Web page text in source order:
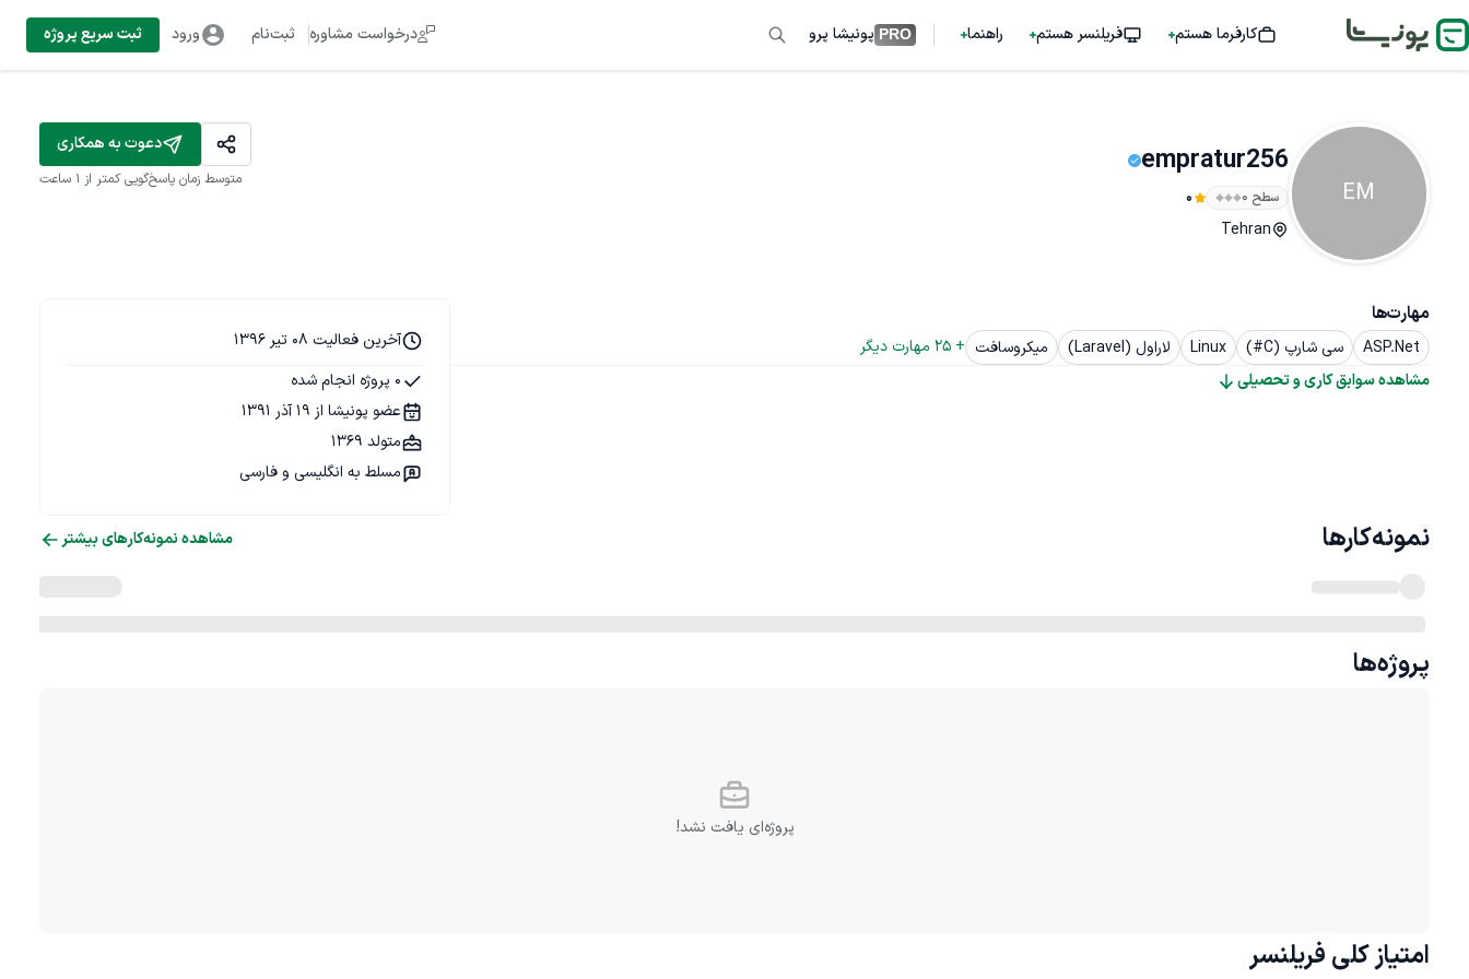
کارفرما هستم فریلنسر هستم راهنما PRO پونیشا پرو درخواست مشاوره ثبت‌نام ورود ثبت سریع پروژه
EM
empratur256
سطح ۰ 0
Tehran
دعوت به همکاری
متوسط زمان پاسخ‌گویی کمتر از 1 ساعت
مهارت‌ها
ASP.Net سی شارپ (C#) Linux لاراول (Laravel) میکروسافت +
25 مهارت دیگر
مشاهده سوابق کاری و تحصیلی
آخرین فعالیت 08 تیر 1396
0 پروژه انجام شده
عضو پونیشا از 19 آذر 1391
متولد 1369
مسلط به انگلیسی و فارسی
نمونه‌کارها مشاهده نمونه‌کارهای بیشتر
پروژه‌ها
پروژه‌ای یافت نشد!
امتیاز کلی فریلنسر